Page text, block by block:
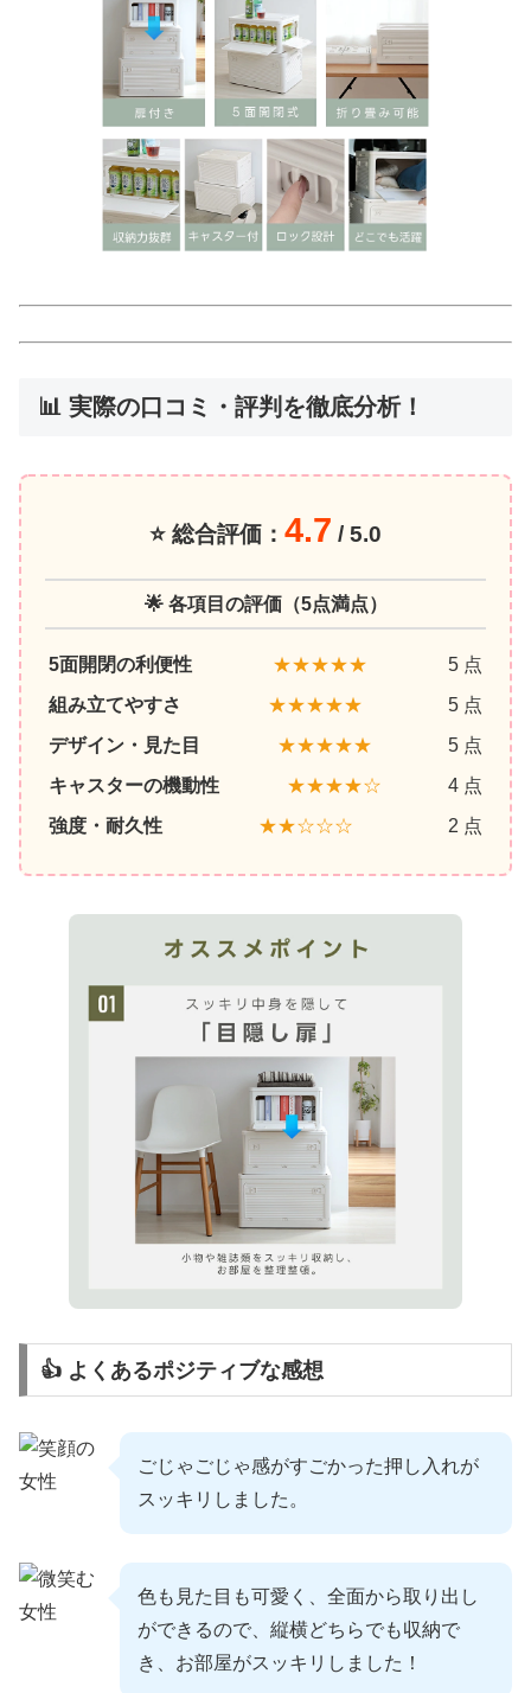
📊 実際の口コミ・評判を徹底分析！
⭐ 総合評価： 4.7 / 5.0
🌟 各項目の評価（5点満点）
5面開閉の利便性 ★★★★★
5 点
組み立てやすさ
★★★★★
5 点
デザイン・見た目
★★★★★
5 点
キャスターの機動性
★★★★☆
4 点
強度・耐久性
★★☆☆☆ 2 点
👍 よくあるポジティブな感想
ごじゃごじゃ感がすごかった押し入れが
スッキリしました。
色も見た目も可愛く、全面から取り出し
ができるので、縦横どちらでも収納で
き、お部屋がスッキリしました！